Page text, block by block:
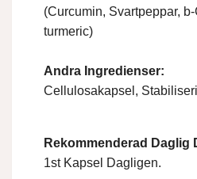
(Curcumin, Svartpeppar,
turmeric)
Andra Ingredienser:
Cellulosakapsel,
Rekommenderad Daglig
1st Kapsel Dagligen.